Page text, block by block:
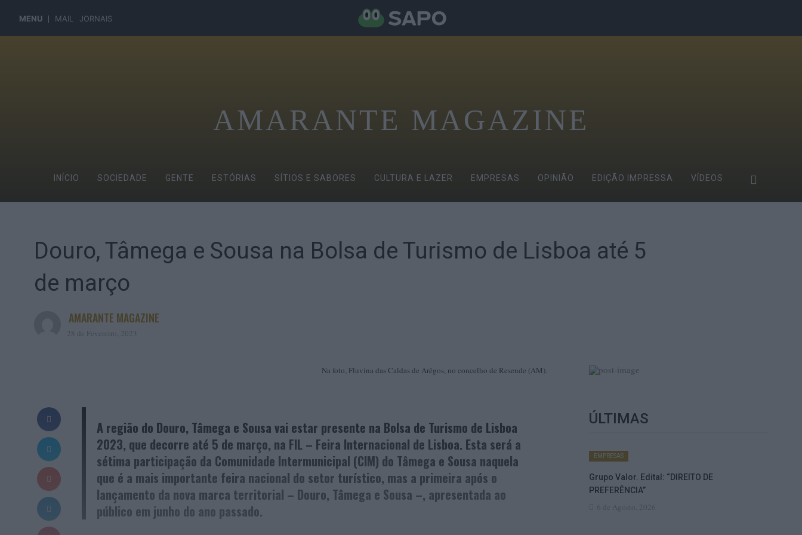
MENU MAIL JORNAIS
AMARANTE MAGAZINE
INÍCIO SOCIEDADE GENTE ESTÓRIAS SÍTIOS E SABORES CULTURA E LAZER EMPRESAS OPINIÃO EDIÇÃO IMPRESSA VÍDEOS
Douro, Tâmega e Sousa na Bolsa de Turismo de Lisboa até 5
de março
AMARANTE MAGAZINE
28 de Fevereiro, 2023
Na foto, Fluvina das Caldas de Arêgos, no concelho de Resende (AM).
A região do Douro, Tâmega e Sousa vai estar presente na Bolsa de Turismo de Lisboa
2023, que decorre até 5 de março, na FIL – Feira Internacional de Lisboa. Esta será a
sétima participação da Comunidade Intermunicipal (CIM) do Tâmega e Sousa naquela
que é a mais importante feira nacional do setor turístico, mas a primeira após o
lançamento da nova marca territorial – Douro, Tâmega e Sousa –, apresentada ao
público em junho do ano passado.
ÚLTIMAS
EMPRESAS
Grupo Valor. Edital: “DIREITO DE
PREFERÊNCIA”